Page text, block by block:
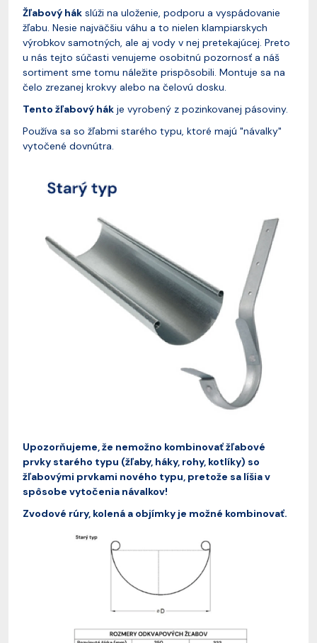
Žľabový hák slúži na uloženie, podporu a vyspádovanie
žľabu. Nesie najväčšiu váhu a to nielen klampiarskych
výrobkov samotných, ale aj vody v nej pretekajúcej. Preto
u nás tejto súčasti venujeme osobitnú pozornosť a náš
sortiment sme tomu náležite prispôsobili. Montuje sa na
čelo zrezanej krokvy alebo na čelovú dosku.
Tento žľabový hák je vyrobený z pozinkovanej pásoviny.
Používa sa so žľabmi starého typu, ktoré majú "návalky"
vytočené dovnútra.
Upozorňujeme, že nemožno kombinovať žľabové
prvky starého typu (žľaby, háky, rohy, kotlíky) so
žľabovými prvkami nového typu, pretože sa líšia v
spôsobe vytočenia návalkov!
Zvodové rúry, kolená a objímky je možné kombinovať.